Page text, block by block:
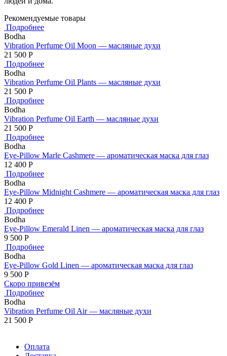
Рекомендуемые товары
Подробнее
Bodha
Vibration Perfume Oil Moon — масляные духи
21 500 Р
Подробнее
Bodha
Vibration Perfume Oil Plants — масляные духи
21 500 Р
Подробнее
Bodha
Vibration Perfume Oil Earth — масляные духи
21 500 Р
Подробнее
Bodha
Eye-Pillow Marle Cashmere — ароматическая маска для глаз
12 400 Р
Подробнее
Bodha
Eye-Pillow Midnight Cashmere — ароматическая маска для глаз
12 400 Р
Подробнее
Bodha
Eye-Pillow Emerald Linen — ароматическая маска для глаз
9 500 Р
Подробнее
Bodha
Eye-Pillow Gold Linen — ароматическая маска для глаз
9 500 Р
Скоро привезём
Подробнее
Bodha
Vibration Perfume Oil Air — масляные духи
21 500 Р
Оплата